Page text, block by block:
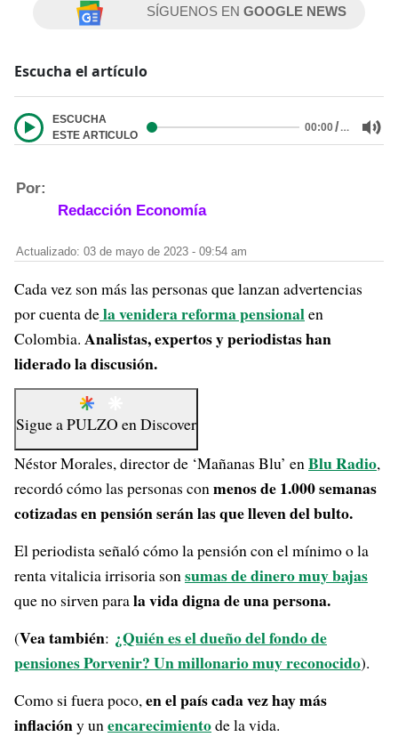
SÍGUENOS ENGOOGLE NEWS
Escucha el artículo
ESCUCHA
ESTE ARTICULO
00:00/…
Por:
Redacción Economía
Actualizado: 03 de mayo de 2023 - 09:54 am
Cada vez son más las personas que lanzan advertencias
por cuenta dela venidera reforma pensionalen
Colombia. Analistas, expertos y periodistas han
liderado la discusión.
Sigue aPULZO enDiscover
Néstor Morales, director de ‘Mañanas Blu’ enBlu Radio,
recordó cómo las personas conmenos de 1.000 semanas
cotizadas en pensión serán las que lleven del bulto.
El periodista señaló cómo la pensión con el mínimo o la
renta vitalicia irrisoria sonsumas de dinero muy bajas
que no sirven parala vida digna de una persona.
(Vea también: ¿Quién es el dueño del fondo de
pensiones Porvenir? Un millonario muy reconocido).
Como si fuera poco,en el país cada vez hay más
inflacióny unencarecimientode la vida.